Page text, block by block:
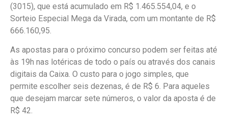
(3015), que está acumulado em R$ 1.465.554,04, e o
Sorteio Especial Mega da Virada, com um montante de R$
666.160,95.
As apostas para o próximo concurso podem ser feitas até
às 19h nas lotéricas de todo o país ou através dos canais
digitais da Caixa. O custo para o jogo simples, que
permite escolher seis dezenas, é de R$ 6. Para aqueles
que desejam marcar sete números, o valor da aposta é de
R$ 42.